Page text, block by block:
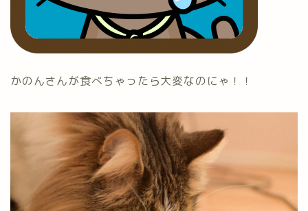
かのんさんが食べちゃったら大変なのにゃ！！